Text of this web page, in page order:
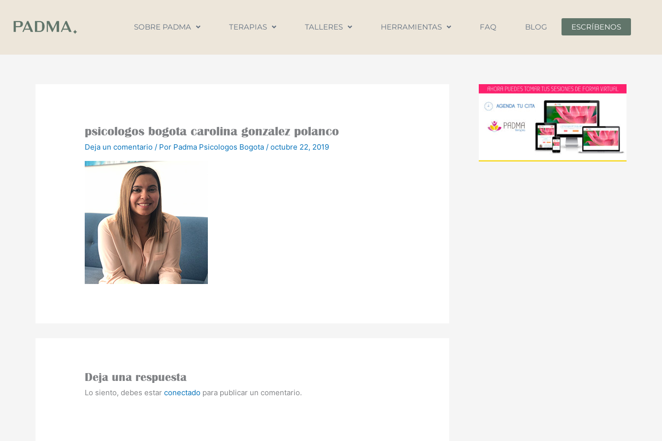
contenido
SOBRE PADMA TERAPIAS TALLERES HERRAMIENTAS FAQ BLOG ESCRÍBENOS
psicologos bogota carolina gonzalez polanco
Deja un comentario / Por Padma Psicologos Bogota /octubre 22, 2019
Deja una respuesta
Lo siento, debes estarconectado para publicar un comentario.